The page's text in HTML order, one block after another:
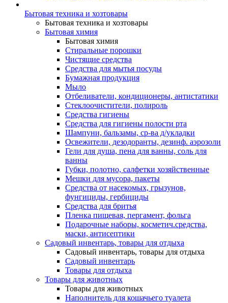
Бытовая техника и хозтовары
Бытовая техника и хозтовары
Бытовая химия
Бытовая химия
Стиральные порошки
Чистящие средства
Средства для мытья посуды
Бумажная продукция
Мыло
Отбеливатели, кондиционеры, антистатики
Стеклоочистители, полироль
Средства гигиены
Средства для гигиены полости рта
Шампуни, бальзамы, ср-ва д/укладки
Освежители, дезодоранты, дезинф. аэрозоли
Гели для душа, пена для ванны, соль для
ванны
Губки, полотно, салфетки хозяйственные
Мешки для мусора, пакеты
Средства от насекомых, грызунов,
фунгициды, гербициды
Средства для бритья
Пленка пищевая, пергамент, фольга
Подарочные наборы, косметич.средства,
маски, антисептики
Садовый инвентарь, товары для отдыха
Садовый инвентарь, товары для отдыха
Садовый инвентарь
Товары для отдыха
Товары для животных
Товары для животных
Наполнитель для кошачьего туалета